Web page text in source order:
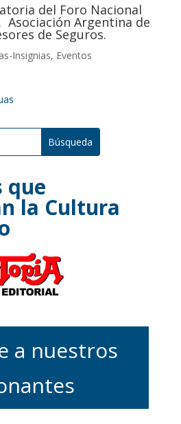
del Foro Nacional
Asociación Argentina de
de Seguros.
Insignias, Eventos
que
la Cultura
a nuestros